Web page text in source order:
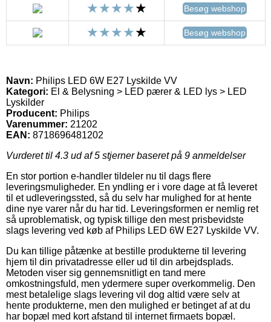
Besøg webshop
Besøg webshop
Navn: Philips LED 6W E27 Lyskilde VV
Kategori: El & Belysning > LED pærer & LED lys > LED
Lyskilder
Producent: Philips
Varenummer: 21202
EAN: 8718696481202
Vurderet til 4.3 ud af 5 stjerner baseret på 9 anmeldelser
En stor portion e-handler tildeler nu til dags flere
leveringsmuligheder. En yndling er i vore dage at få leveret
til et udleveringssted, så du selv har mulighed for at hente
dine nye varer når du har tid. Leveringsformen er nemlig ret
så uproblematisk, og typisk tillige den mest prisbevidste
slags levering ved køb af Philips LED 6W E27 Lyskilde VV.
Du kan tillige påtænke at bestille produkterne til levering
hjem til din privatadresse eller ud til din arbejdsplads.
Metoden viser sig gennemsnitligt en tand mere
omkostningsfuld, men ydermere super overkommelig. Den
mest betalelige slags levering vil dog altid være selv at
hente produkterne, men den mulighed er betinget af at du
har bopæl med kort afstand til internet firmaets bopæl.